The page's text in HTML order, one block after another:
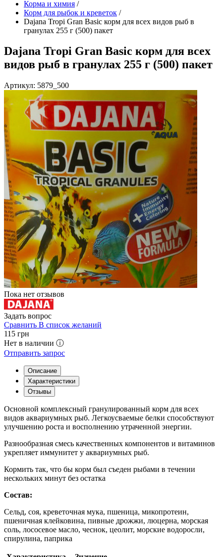
Корма и химия /
Корм для рыбок и креветок /
Dajana Tropi Gran Basic корм для всех видов рыб в
гранулах 255 г (500) пакет
Dajana Tropi Gran Basic корм для всех
видов рыб в гранулах 255 г (500) пакет
Артикул: 5879_500
Пока нет отзывов
Задать вопрос
Сравнить В список желаний
115 грн
Нет в наличии ⓘ
Отправить запрос
Описание
Характеристики
Отзывы
Основной комплексный гранулированный корм для всех
видов аквариумных рыб. Легкоусваемые белки способствуют
улучшению роста и восполнению утраченной энергии.
Разнообразная смесь качественных компонентов и витаминов
укрепляет иммунитет у аквариумных рыб.
Кормить так, что бы корм был съеден рыбами в течении
нескольких минут без остатка
Состав:
Сельд, соя, креветочная мука, пшеница, микопротеин,
пшеничная клейковина, пивные дрожжи, люцерна, морская
соль, лососевое масло, чеснок, цеолит, морские водоросли,
спирулина, паприка